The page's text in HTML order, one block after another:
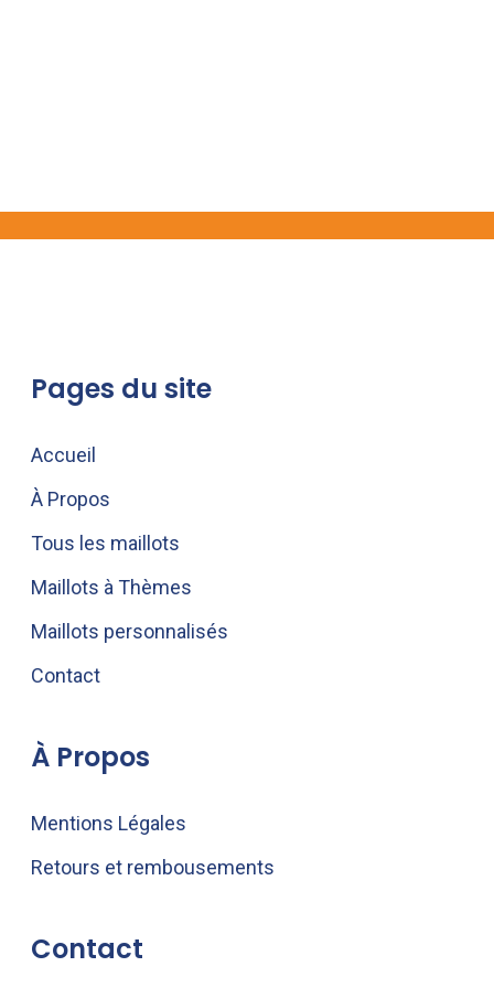
Pages du site
Accueil
À Propos
Tous les maillots
Maillots à Thèmes
Maillots personnalisés
Contact
À Propos
Mentions Légales
Retours et rembousements
Contact